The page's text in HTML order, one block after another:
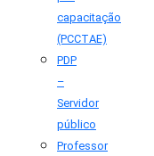
capacitação
(PCCTAE)
PDP
–
Servidor
público
Professor